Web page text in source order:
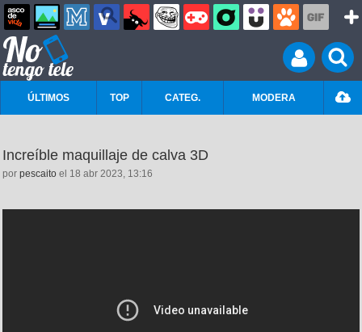
ÚLTIMOS TOP CATEG. MODERA
Increíble maquillaje de calva 3D
por pescaito el 18 abr 2023, 13:16